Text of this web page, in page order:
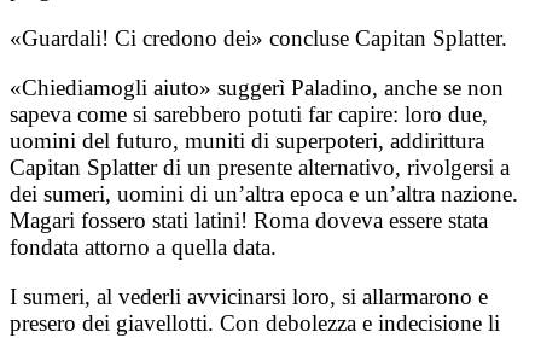
«Guardali! Ci credono dei» concluse Capitan Splatter.
«Chiediamogli aiuto» suggerì Paladino, anche se non
sapeva come si sarebbero potuti far capire: loro due,
uomini del futuro, muniti di superpoteri, addirittura
Capitan Splatter di un presente alternativo, rivolgersi a
dei sumeri, uomini di un’altra epoca e un’altra nazione.
Magari fossero stati latini! Roma doveva essere stata
fondata attorno a quella data.
I sumeri, al vederli avvicinarsi loro, si allarmarono e
presero dei giavellotti. Con debolezza e indecisione li